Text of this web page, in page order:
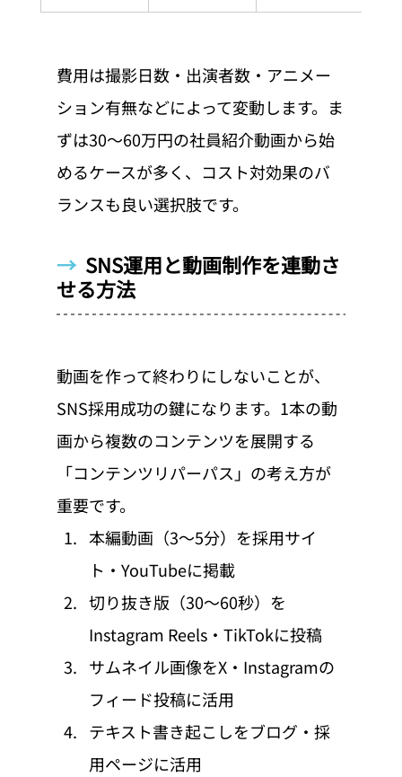
費用は撮影日数・出演者数・アニメー
ション有無などによって変動します。ま
ずは30〜60万円の社員紹介動画から始
めるケースが多く、コスト対効果のバ
ランスも良い選択肢です。
→ SNS運用と動画制作を連動さ
せる方法
動画を作って終わりにしないことが、
SNS採用成功の鍵になります。1本の動
画から複数のコンテンツを展開する
「コンテンツリパーパス」の考え方が
重要です。
本編動画（3〜5分）を採用サイ
ト・YouTubeに掲載
切り抜き版（30〜60秒）を
Instagram Reels・TikTokに投稿
サムネイル画像をX・Instagramの
フィード投稿に活用
テキスト書き起こしをブログ・採
用ページに活用